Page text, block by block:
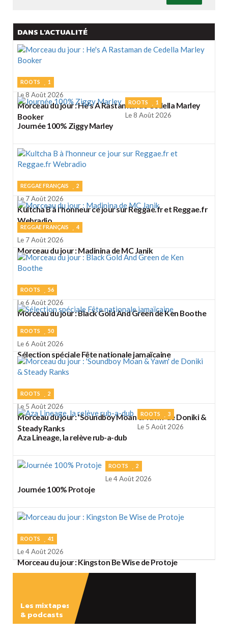
DANS L'ACTUALITÉ
ROOTS 1
Le 8 Août 2026
Morceau du jour : He's A Rastaman de Cedella Marley
Booker
ROOTS 1
Le 8 Août 2026
Journée 100% Ziggy Marley
REGGAE FRANÇAIS 2
Le 7 Août 2026
Kultcha B à l'honneur ce jour sur Reggae.fr et Reggae.fr
Webradio
REGGAE FRANÇAIS 4
Le 7 Août 2026
Morceau du jour : Madinina de MC Janik
ROOTS 56
Le 6 Août 2026
Morceau du jour : Black Gold And Green de Ken Boothe
ROOTS 50
Le 6 Août 2026
Sélection spéciale Fête nationale jamaïcaine
ROOTS 2
Le 5 Août 2026
Morceau du jour : 'Soundboy Moan & Yawn' de Doniki &
Steady Ranks
ROOTS 3
Le 5 Août 2026
Aza Lineage, la relève rub-a-dub
ROOTS 2
Le 4 Août 2026
Journée 100% Protoje
ROOTS 41
Le 4 Août 2026
Morceau du jour : Kingston Be Wise de Protoje
Les mixtapes
& podcasts